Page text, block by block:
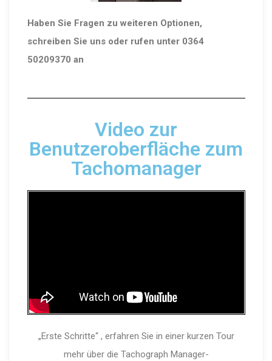
Haben Sie Fragen zu weiteren Optionen,
schreiben Sie uns oder rufen unter 0364
50209370 an
Video zur
Benutzeroberfläche zum
Tachomanager
„Erste Schritte“ , erfahren Sie in einer kurzen Tour
mehr über die Tachograph Manager-